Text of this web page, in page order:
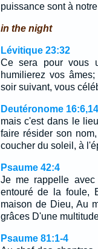
puissance sont à
in the night
Lévitique 23:32
Ce sera pour vous
humilierez vos
soir suivant, vous
Deutéronome 16:6,14
mais c'est dans le
faire résider son
coucher du soleil, à
Psaume 42:4
Je me rappelle
entouré de la foule,
maison de Dieu, Au
grâces D'une
Psaume 81:1-4